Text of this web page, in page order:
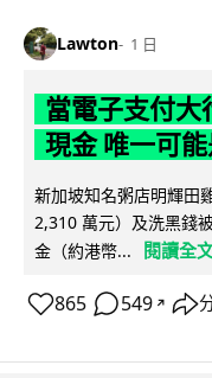
Lawton 1 日
當電子支付大
現金 唯一可
新加坡知名粥店明輝田
2,310 萬元）及洗黑錢
金（約港幣...
閱讀全
865 549 ↗